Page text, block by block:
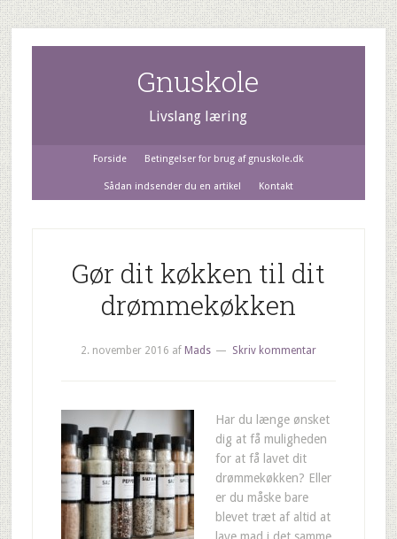
Gnuskole
Livslang læring
Forside Betingelser for brug af gnuskole.dk
Sådan indsender du en artikel Kontakt
Gør dit køkken til dit
drømmekøkken
2. november 2016 af Mads Skriv kommentar
Har du længe ønsket
dig at få muligheden
for at få lavet dit
drømmekøkken? Eller
er du måske bare
blevet træt af altid at